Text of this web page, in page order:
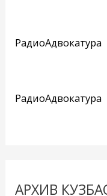
РадиоАдвокатура
РадиоАдвокатура
АРХИВ